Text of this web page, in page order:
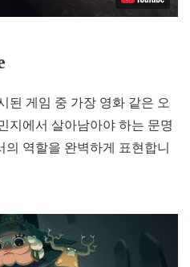
된 게임 중 가장 영화 같은 오
지에서 살아남아야 하는 문명
역할을 완벽하게 표현합니